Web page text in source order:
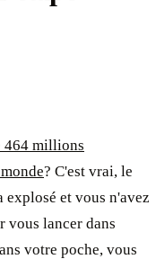
464 millions
? C'est vrai, le
explosé et vous n'avez
vous lancer dans
votre poche, vous